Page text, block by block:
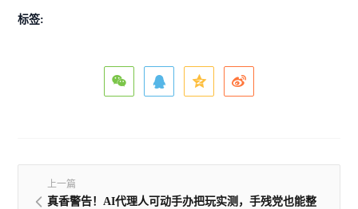
标签:
上一篇
真香警告！AI代理人可动手办把玩实测，手残党也能整